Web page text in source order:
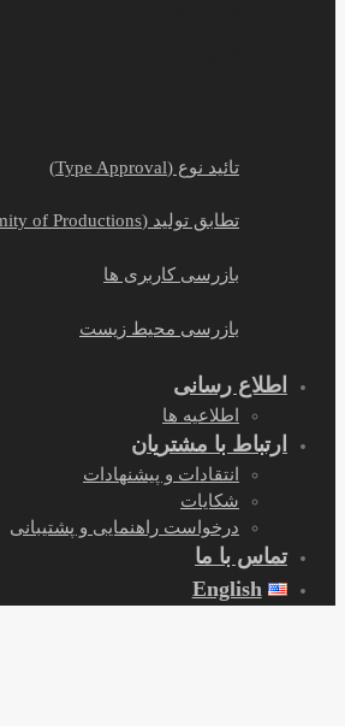
تائید نوع (Type Approval)
تطابق تولید (Conformity of Productions)
بازرسی کاربری ها
بازرسی محیط زیست
اطلاع رسانی
اطلاعیه ها
ارتباط با مشتریان
انتقادات و پیشنهادات
شکایات
درخواست راهنمایی و پشتیبانی
تماس با ما
English